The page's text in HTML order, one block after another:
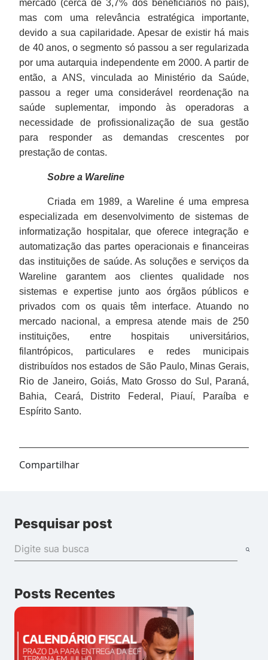
mercado (cerca de 3,7% dos beneficiários no país),
mas com uma relevância estratégica importante,
devido a sua capilaridade. Apesar de existir há mais
de 40 anos, o segmento só passou a ser regularizada
por uma autarquia independente em 2000. A partir de
então, a ANS, vinculada ao Ministério da Saúde,
passou a reger uma considerável reordenação na
saúde suplementar, impondo às operadoras a
necessidade de profissionalização de sua gestão
para responder as demandas crescentes por
prestação de contas.
Sobre a Wareline
Criada em 1989, a Wareline é uma empresa
especializada em desenvolvimento de sistemas de
informatização hospitalar, que oferece integração e
automatização das partes operacionais e financeiras
das instituições de saúde. As soluções e serviços da
Wareline garantem aos clientes qualidade nos
sistemas e expertise junto aos órgãos públicos e
privados com os quais têm interface. Atuando no
mercado nacional, a empresa atende mais de 250
instituições, entre hospitais universitários,
filantrópicos, particulares e redes municipais
distribuídos nos estados de São Paulo, Minas Gerais,
Rio de Janeiro, Goiás, Mato Grosso do Sul, Paraná,
Bahia, Ceará, Distrito Federal, Piauí, Paraíba e
Espírito Santo.
Compartilhar
Pesquisar post
Posts Recentes